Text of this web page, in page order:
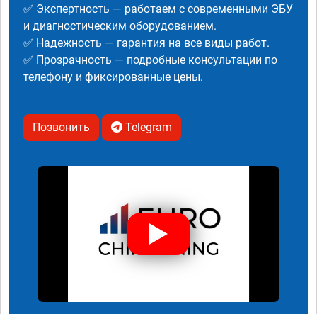
✅ Экспертность — работаем с современными ЭБУ
и диагностическим оборудованием.
✅ Надежность — гарантия на все виды работ.
✅ Прозрачность — подробные консультации по
телефону и фиксированные цены.
Позвонить Telegram